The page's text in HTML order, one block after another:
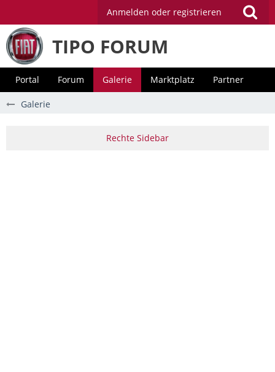
Anmelden oder registrieren
TIPO FORUM
Portal Forum Galerie Marktplatz Partner
Galerie